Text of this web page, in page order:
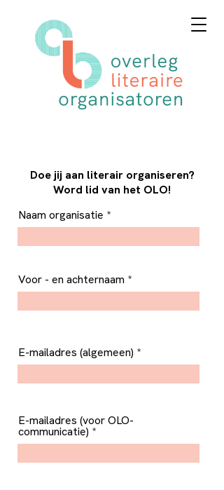
Doe jij aan literair organiseren?
Word lid van het OLO!
Naam organisatie
Voor - en achternaam
E-mailadres (algemeen)
E-mailadres (voor OLO-
communicatie)